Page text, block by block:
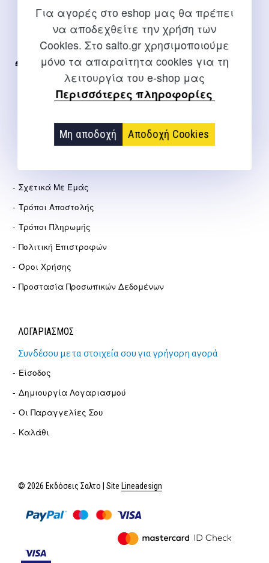
Για αγορές στο eshop μας θα πρέπει
να αποδεχθείτε την χρήση των
Cookies. Στο salto.gr χρησιμοποιούμε
μόνο τα απαραίτητα cookies για τη
λειτουργία του e-shop μας
Περισσότερες πληροφορίες
Μη αποδοχή Αποδοχή Cookies
ΕΠΙΚΟΙΝΩΝΊΑ
Για διευκρινίσεις και υποστήριξη παραγγελιών μέσω του
Internet
2310 267108
info@salto.gr
Σχετικά Με Εμάς
Τρόποι Αποστολής
Τρόποι Πληρωμής
Πολιτική Επιστροφών
Όροι Χρήσης
Προστασία Προσωπικών Δεδομένων
ΛΟΓΑΡΙΑΣΜΟΣ
Συνδέσου με τα στοιχεία σου για γρήγορη αγορά
Είσοδος
Δημιουργία Λογαριασμού
Οι Παραγγελίες Σου
Καλάθι
© 2026 Εκδόσεις Σαλτο | Site Lineadesign